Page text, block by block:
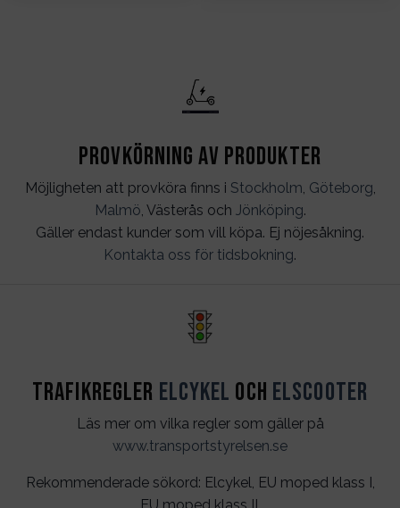
Provkörning av produkter
Möjligheten att provköra finns i Stockholm, Göteborg,
Malmö, Västerås och Jönköping.
Gäller endast kunder som vill köpa. Ej nöjesåkning.
Kontakta oss för tidsbokning.
Trafikregler Elcykel och Elscooter
Läs mer om vilka regler som gäller på
www.transportstyrelsen.se
Rekommenderade sökord: Elcykel, EU moped klass I,